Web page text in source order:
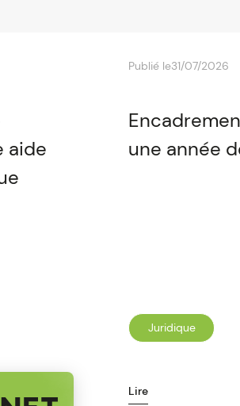
aide
Publié le31/07/2026
une année
Juridique
Lire